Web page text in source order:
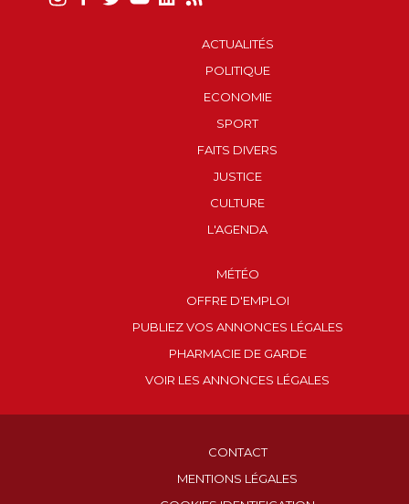
ACTUALITÉS
POLITIQUE
ECONOMIE
SPORT
FAITS DIVERS
JUSTICE
CULTURE
L'AGENDA
MÉTÉO
OFFRE D'EMPLOI
PUBLIEZ VOS ANNONCES LÉGALES
PHARMACIE DE GARDE
VOIR LES ANNONCES LÉGALES
CONTACT
MENTIONS LÉGALES